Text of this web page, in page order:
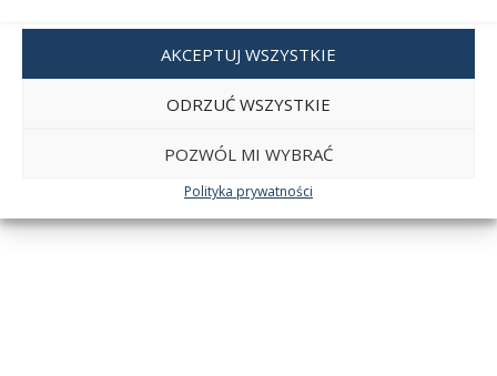
AKCEPTUJ WSZYSTKIE
ODRZUĆ WSZYSTKIE
POZWÓL MI WYBRAĆ
Polityka prywatności